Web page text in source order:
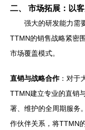
二、 市场拓展：以
强大的研发能力需
TTMN的销售战略紧密
市场覆盖模式。
直销与战略合作：对于
TTMN建立专业的直销
署、维护的全周期服务
作伙伴关系，将TTMN